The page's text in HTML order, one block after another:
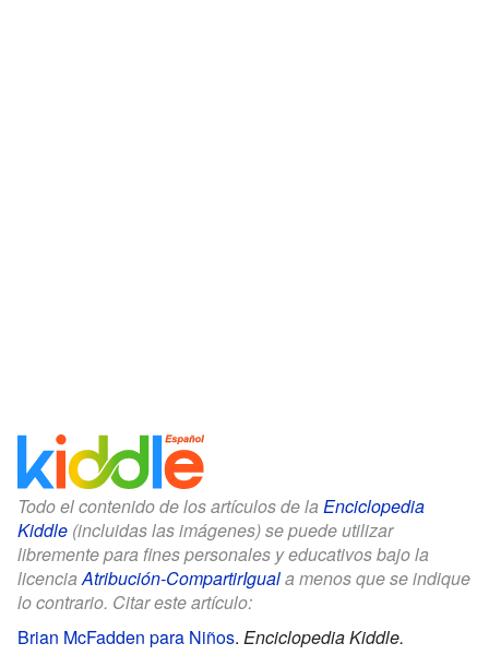
Todo el contenido de los artículos de la Enciclopedia
Kiddle (incluidas las imágenes) se puede utilizar
libremente para fines personales y educativos bajo la
licenciaAtribución-CompartirIguala menos que se indique
lo contrario. Citar este artículo:
Brian McFadden para Niños. Enciclopedia Kiddle.